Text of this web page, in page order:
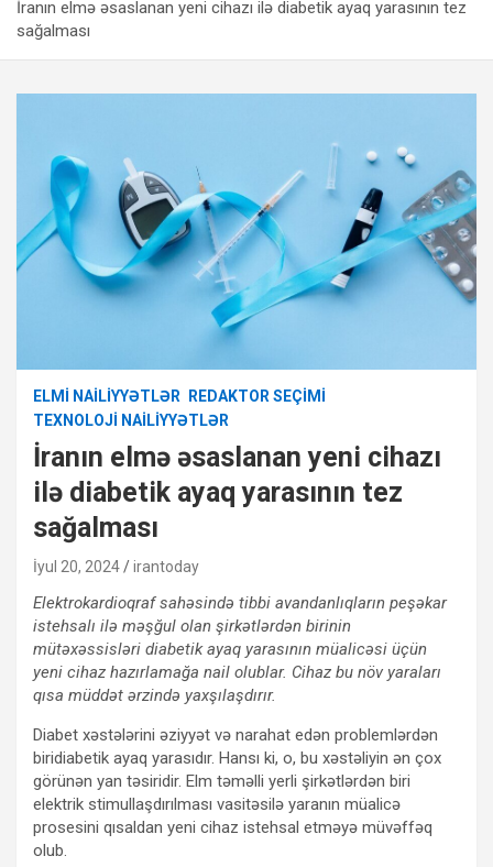
İranın elmə əsaslanan yeni cihazı ilə diabetik ayaq yarasının tez
sağalması
ELMI NAILIYYƏTLƏR
REDAKTOR SEÇIMI
TEXNOLOJI NAILIYYƏTLƏR
İranın elmə əsaslanan yeni cihazı
ilə diabetik ayaq yarasının tez
sağalması
İyul 20, 2024 irantoday
Elektrokardioqraf sahəsində tibbi avandanlıqların peşəkar
istehsalı ilə məşğul olan şirkətlərdən birinin
mütəxəssisləri diabetik ayaq yarasının müalicəsi üçün
yeni cihaz hazırlamağa nail olublar. Cihaz bu növ yaraları
qısa müddət ərzində yaxşılaşdırır.
Diabet xəstələrini əziyyət və narahat edən problemlərdən
biridiabetik ayaq yarasıdır. Hansı ki, o, bu xəstəliyin ən çox
görünən yan təsiridir. Elm təməlli yerli şirkətlərdən biri
elektrik stimullaşdırılması vasitəsilə yaranın müalicə
prosesini qısaldan yeni cihaz istehsal etməyə müvəffəq
olub.